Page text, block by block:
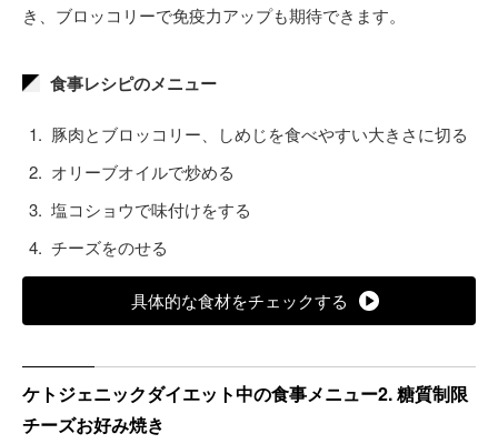
き、ブロッコリーで免疫力アップも期待できます。
食事レシピのメニュー
豚肉とブロッコリー、しめじを食べやすい大きさに切る
オリーブオイルで炒める
塩コショウで味付けをする
チーズをのせる
具体的な食材をチェックする
ケトジェニックダイエット中の食事メニュー2. 糖質制限
チーズお好み焼き